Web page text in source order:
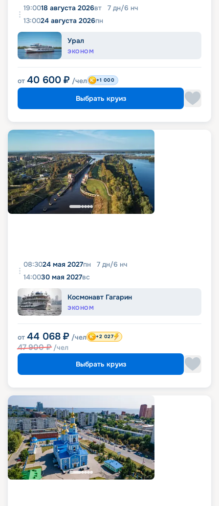
19:0018 августа 2026вт 7 дн/6 нч
13:0024 августа 2026пн
Урал
ЭКОНОМ
от 40 600 ₽ /чел +1 000
Выбрать круиз
08:3024 мая 2027пн 7 дн/6 нч
14:0030 мая 2027вс
Космонавт Гагарин
ЭКОНОМ
от 44 068 ₽ /чел
47 900₽ /чел
+2 027
Выбрать круиз